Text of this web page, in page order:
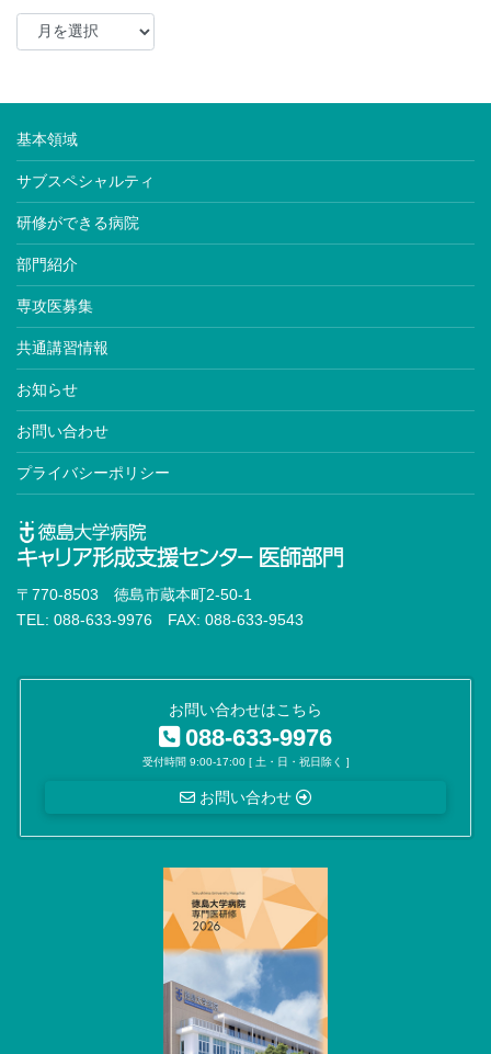
基本領域
サブスペシャルティ
研修ができる病院
部門紹介
専攻医募集
共通講習情報
お知らせ
お問い合わせ
プライバシーポリシー
〒770-8503 徳島市蔵本町2-50-1
TEL: 088-633-9976 FAX: 088-633-9543
お問い合わせはこちら
088-633-9976
受付時間 9:00-17:00 [ 土・日・祝日除く ]
お問い合わせ